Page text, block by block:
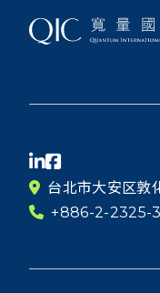
台北市大安区敦
+886-2-2325-